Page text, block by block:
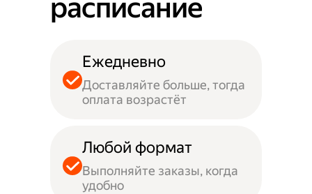
расписание
Ежедневно
Доставляйте больше, тогда
оплата возрастёт
Любой формат
Выполняйте заказы, когда
удобно